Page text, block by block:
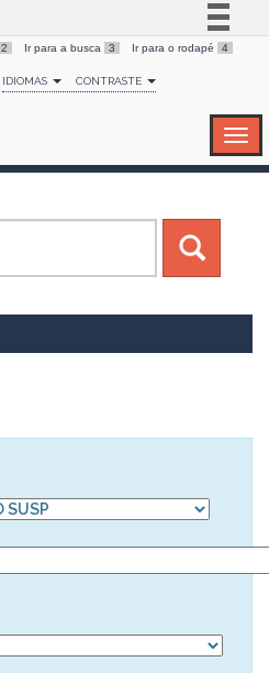
Simplifique!
Comunica BR
Canais
2 Ir para a busca 3 Ir para o rodapé 4
IDIOMAS CONTRASTE